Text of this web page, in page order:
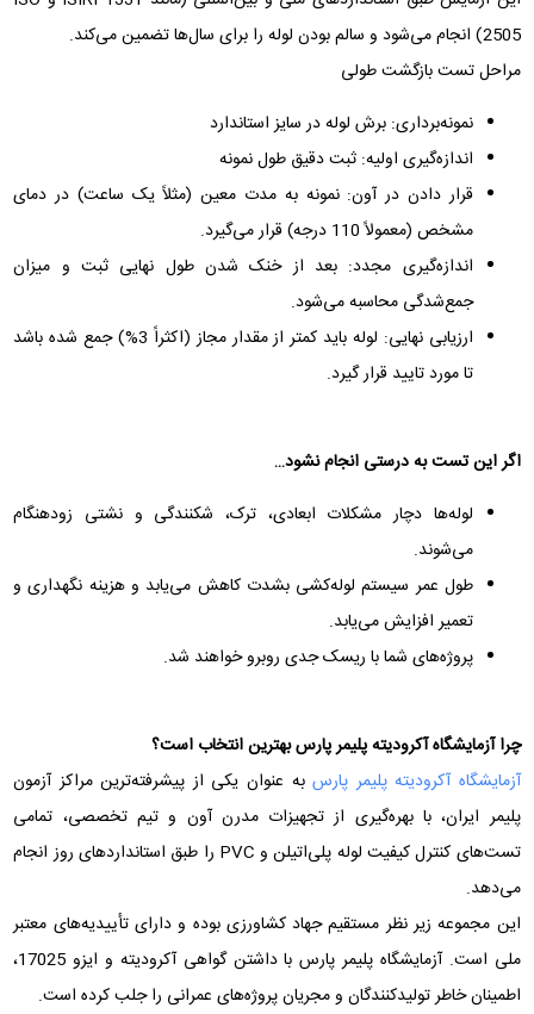
2505) انجام می‌شود و سالم بودن لوله را برای سال‌ها تضمین می‌کند.
مراحل تست بازگشت طولی
نمونه‌برداری: برش لوله در سایز استاندارد
اندازه‌گیری اولیه: ثبت دقیق طول نمونه
قرار دادن در آون: نمونه به مدت معین (مثلاً یک ساعت) در دمای
مشخص (معمولاً 110 درجه) قرار می‌گیرد.
اندازه‌گیری مجدد: بعد از خنک شدن طول نهایی ثبت و میزان
جمع‌شدگی محاسبه می‌شود.
ارزیابی نهایی: لوله باید کمتر از مقدار مجاز (اکثراً 3%) جمع شده باشد
تا مورد تایید قرار گیرد.
اگر این تست به درستی انجام نشود…
لوله‌ها دچار مشکلات ابعادی، ترک، شکنندگی و نشتی زودهنگام
می‌شوند.
طول عمر سیستم لوله‌کشی بشدت کاهش می‌یابد و هزینه نگهداری و
تعمیر افزایش می‌یابد.
پروژه‌های شما با ریسک جدی روبرو خواهند شد.
چرا آزمایشگاه آکرودیته پلیمر پارس بهترین انتخاب است؟
آزمایشگاه آکرودیته پلیمر پارسبه عنوان یکی از پیشرفته‌ترین مراکز آزمون
پلیمر ایران، با بهره‌گیری از تجهیزات مدرن آون و تیم تخصصی، تمامی
تست‌های کنترل کیفیت لوله پلی‌اتیلن و PVC را طبق استانداردهای روز انجام
می‌دهد.
این مجموعه زیر نظر مستقیم جهاد کشاورزی بوده و دارای تأییدیه‌های معتبر
ملی است. آزمایشگاه پلیمر پارس با داشتن گواهی آکرودیته و ایزو 17025،
اطمینان خاطر تولیدکنندگان و مجریان پروژه‌های عمرانی را جلب کرده است.